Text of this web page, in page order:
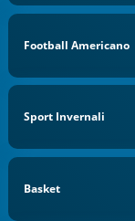
Football Americano
Sport Invernali
Basket